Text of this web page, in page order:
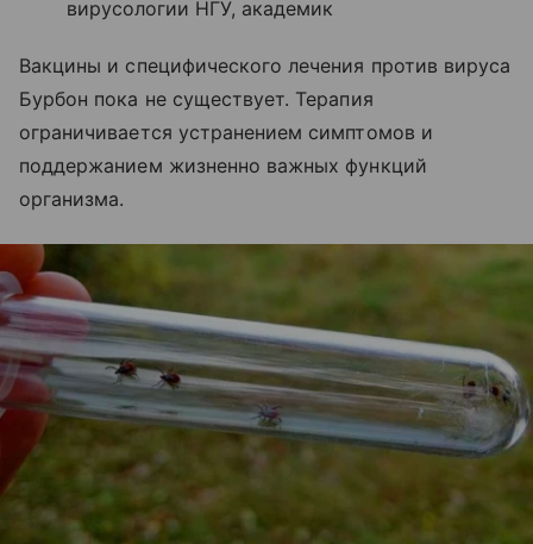
вирусологии НГУ, академик
Вакцины и специфического лечения против вируса
Бурбон пока не существует. Терапия
ограничивается устранением симптомов и
поддержанием жизненно важных функций
организма.